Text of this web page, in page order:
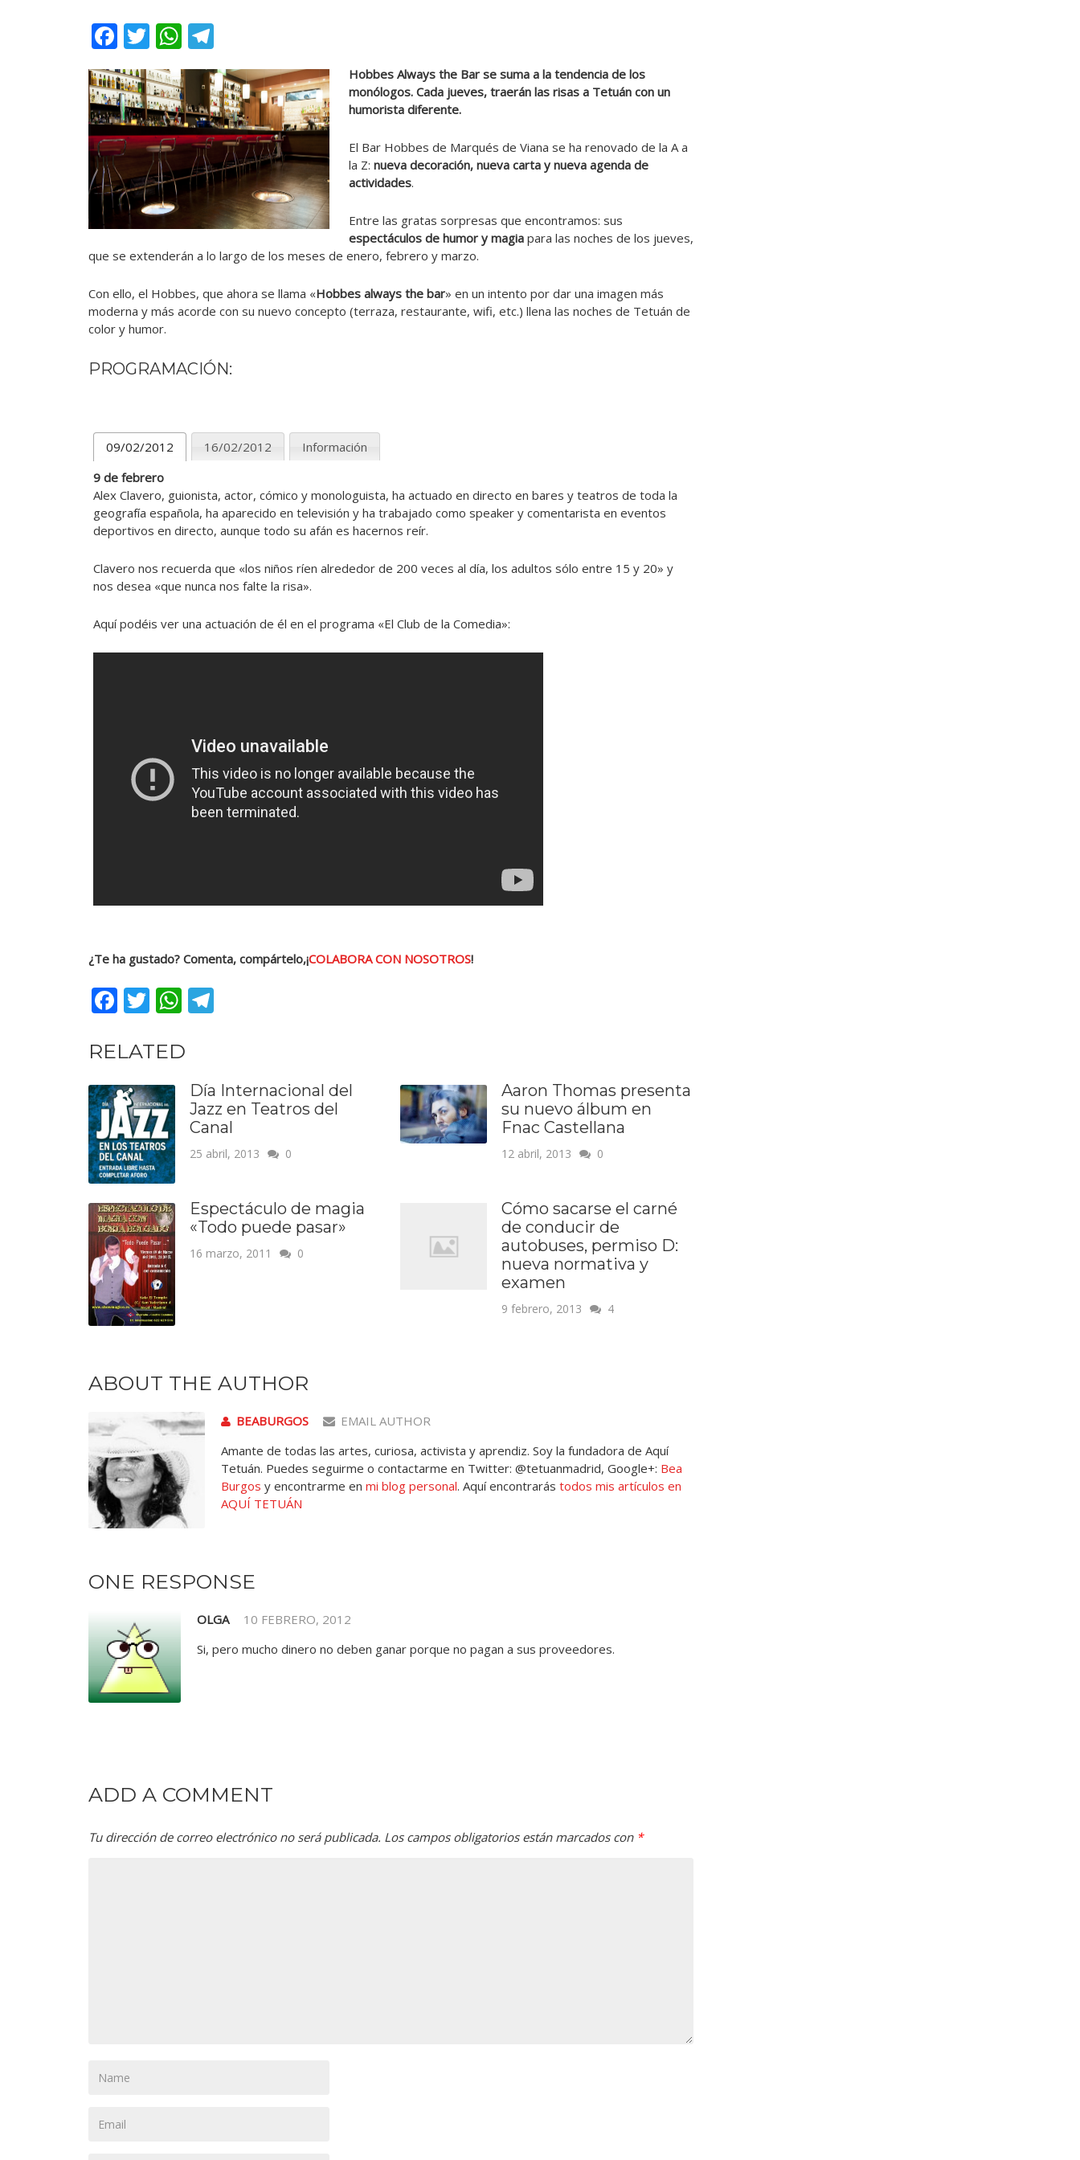
Facebook
TwitterWhatsApp
Hobbes Always the Bar se suma a la tendencia de los
monólogos. Cada jueves, traerán las risas a Tetuán con un
humorista diferente.
El Bar Hobbes de Marqués de Viana se ha renovado de la A a
la Z: nueva decoración, nueva carta y nueva agenda de
actividades.
Entre las gratas sorpresas que encontramos: sus
espectáculos de humor y magia para las noches de los jueves,
que se extenderán a lo largo de los meses de enero, febrero y marzo.
Con ello, el Hobbes, que ahora se llama «Hobbes always the bar» en un intento por dar una imagen más
moderna y más acorde con su nuevo concepto (terraza, restaurante, wifi, etc.) llena las noches de Tetuán de
color y humor.
PROGRAMACIÓN:
09/02/2012 16/02/2012
Información
9 de febrero
Alex Clavero, guionista, actor, cómico y monologuista, ha actuado en directo en bares y teatros de toda la
geografía española, ha aparecido en televisión y ha trabajado como speaker y comentarista en eventos
deportivos en directo, aunque todo su afán es hacernos reír.
Clavero nos recuerda que «los niños ríen alrededor de 200 veces al día, los adultos sólo entre 15 y 20» y
nos desea «que nunca nos falte la risa».
Aquí podéis ver una actuación de él en el programa «El Club de la Comedia»:
¿Te ha gustado? Comenta, compártelo,¡COLABORA CON NOSOTROS!
Facebook
TwitterWhatsApp
RELATED
Día Internacional del
Jazz en Teatros del
Canal
25 abril, 2013 0
Aaron Thomas presenta
su nuevo álbum en
Fnac Castellana
12 abril, 2013 0
Espectáculo de magia
«Todo puede pasar»
16 marzo, 2011 0
Cómo sacarse el carné
de conducir de
autobuses, permiso D:
nueva normativa y
examen
9 febrero, 2013 4
ABOUT THE AUTHOR
BEABURGOS
EMAIL AUTHOR
Amante de todas las artes, curiosa, activista y aprendiz. Soy la fundadora de Aquí
Tetuán. Puedes seguirme o contactarme en Twitter: @tetuanmadrid, Google+: Bea
Burgos y encontrarme en mi blog personal. Aquí encontrarás todos mis artículos en
AQUÍ TETUÁN
ONE RESPONSE
OLGA
10 FEBRERO, 2012
Si, pero mucho dinero no deben ganar porque no pagan a sus proveedores.
ADD A COMMENT
Tu dirección de correo electrónico no será publicada. Los campos obligatorios están marcados con *